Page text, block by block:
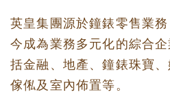
英皇集團源於鐘錶零售業
今成為業務多元化的綜合
括金融、地產、鐘錶珠寶
傢俬及室內佈置等。